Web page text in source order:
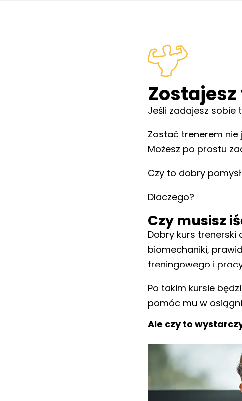
Jeśli zadajesz sobie
Zostać trenerem nie
Możesz po prostu
Czy to dobry
Dlaczego?
Czy musisz
Dobry kurs
biomechaniki,
treningowego i
Po takim kursie
pomóc mu w
Ale czy to